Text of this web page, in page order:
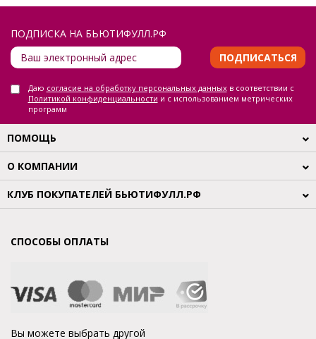
ПОДПИСКА НА БЬЮТИФУЛЛ.РФ
ПОДПИСАТЬСЯ
Даю согласие на обработку персональных данныхв соответствии с
Политикой конфиденциальности и с использованием метрических
программ
ПОМОЩЬ
О КОМПАНИИ
КЛУБ ПОКУПАТЕЛЕЙ БЬЮТИФУЛЛ.РФ
СПОСОБЫ ОПЛАТЫ
Вы можете выбрать другой